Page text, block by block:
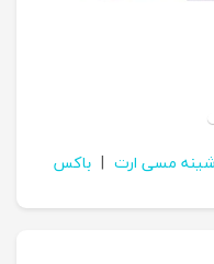
شینه مسی ارت | باکس